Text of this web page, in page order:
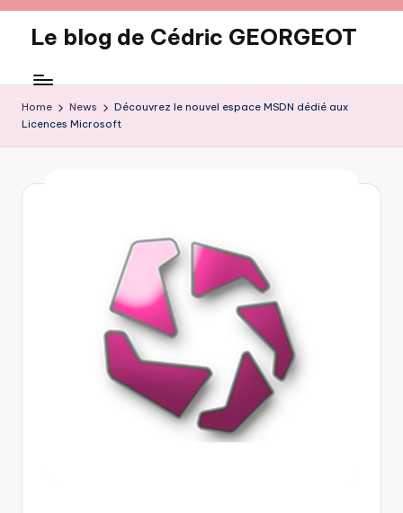
content
Le blog de Cédric GEORGEOT
Home News
Découvrez le nouvel espace MSDN dédié aux
Licences Microsoft